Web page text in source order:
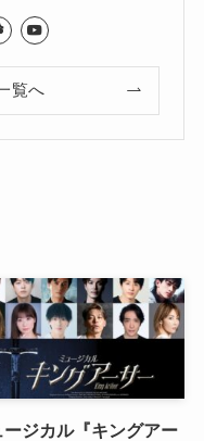
覧へ
ージカル『キングアー